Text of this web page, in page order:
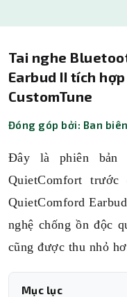
Tai nghe
Earbud II tích
CustomTune
Đóng góp bởi: Ban
Đây là phiên bản
QuietComfort trước
QuietComford
nghệ chống ồn độc
cũng được thu nhỏ
Mục lục